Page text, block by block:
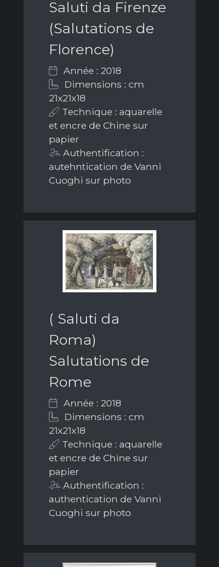
Saluti da Firenze
(Salutations de
Florence)
Année : 2018
Dimensions : cm
21x21x18
Technique : aquarelle
et encre de Chine sur
papier
Authentification :
autehntication de Vanni
Cuoghi sur photo
( Saluti da
Roma)
Salutations de
Rome
Année : 2018
Dimensions : cm
21x21x18
Technique : aquarelle
et encre de Chine sur
papier
Authentification :
authentication de Vanni
Cuoghi sur photo